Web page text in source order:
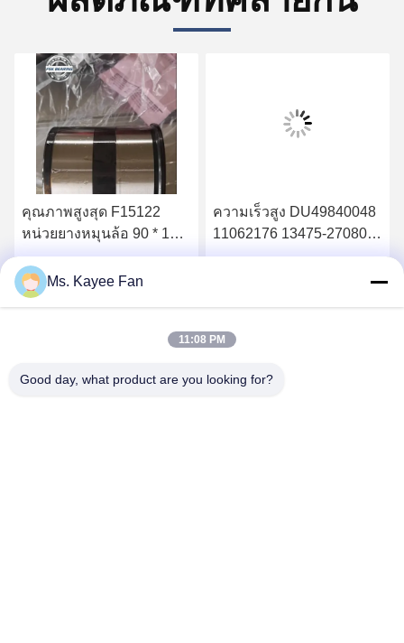
คุณภาพสูงสุด F15122
หน่วยยางหมุนล้อ 90 * 160
* 125 มิลลิเมตรอะไหล่สําห
รับ MAN SAF
รับราคาที่ดีที่สุด
ความเร็วสูง DU49840048
11062176 13475-27080
หัวหินหัวล้อ 49X84X48mm
Ms. Kayee Fan
11:08 PM
Good day, what product are you looking for?